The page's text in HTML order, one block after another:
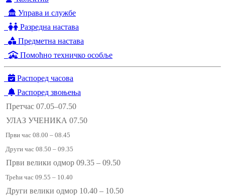
Управа и службе
Разредна настава
Предметна настава
Помоћно техничко особље
Распоред часова
Распоред звоњења
Претчас 07.05–07.50
УЛАЗ УЧЕНИКА 07.50
Први час 08.00 – 08.45
Други час 08.50 – 09.35
Први велики одмор 09.35 – 09.50
Трећи час 09.55 – 10.40
Други велики одмор 10.40 – 10.50